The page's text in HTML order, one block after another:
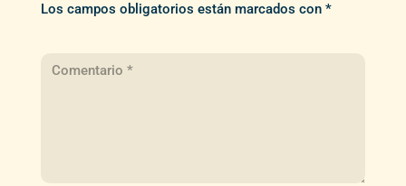
Los campos obligatorios están marcados con *